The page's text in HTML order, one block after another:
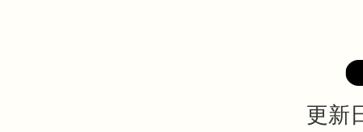
更新